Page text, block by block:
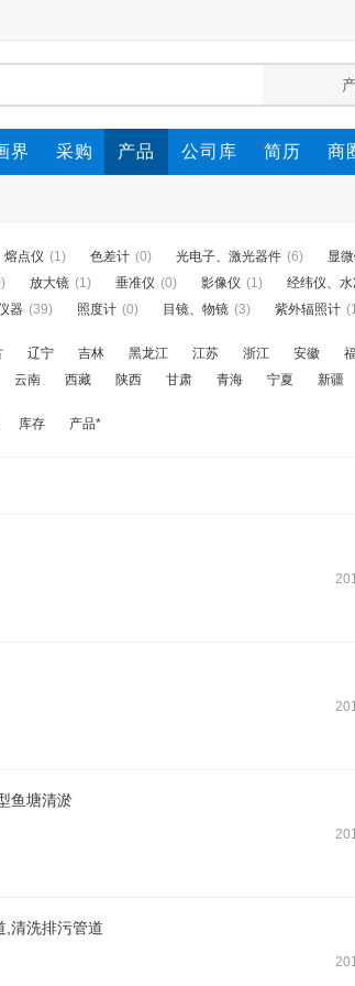
界 采购 产品 公司库 简历 商
熔点仪 (1) 色差计 (0) 光电子、激光器件 (6) 显
放大镜 (1) 垂准仪 (0) 影像仪 (1) 经纬仪、水
器 (39) 照度计 (0) 目镜、物镜 (3) 紫外辐照计
辽宁 吉林 黑龙江 江苏 浙江 安徽
云南 西藏 陕西 甘肃 青海 宁夏 新疆
库存 产品*
鱼塘清淤
,清洗排污管道